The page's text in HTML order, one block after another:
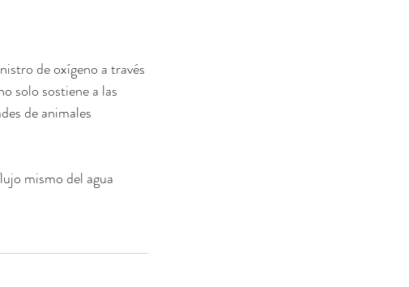
de oxígeno a través
solo sostiene a las
de animales
mismo del agua